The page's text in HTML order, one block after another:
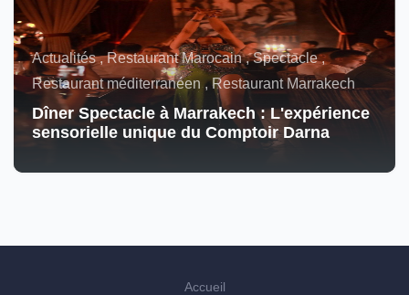
Actualités , Restaurant Marocain , Spectacle ,
Restaurant méditerranéen , Restaurant Marrakech
Dîner Spectacle à Marrakech : L'expérience
sensorielle unique du Comptoir Darna
Accueil